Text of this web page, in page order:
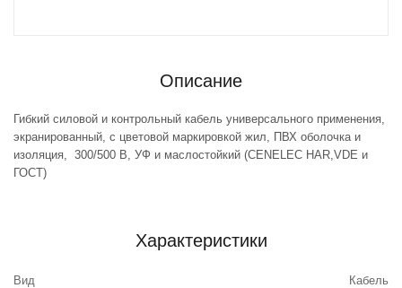
Описание
Гибкий силовой и контрольный кабель универсального применения,
экранированный, с цветовой маркировкой жил, ПВХ оболочка и
изоляция, 300/500 В, УФ и маслостойкий (CENELEC HAR,VDE и
ГОСТ)
Характеристики
Вид
Кабель